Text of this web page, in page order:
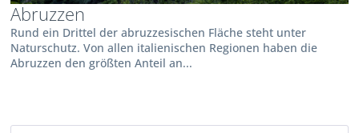
Abruzzen
Rund ein Drittel der abruzzesischen Fläche steht unter
Naturschutz. Von allen italienischen Regionen haben die
Abruzzen den größten Anteil an...